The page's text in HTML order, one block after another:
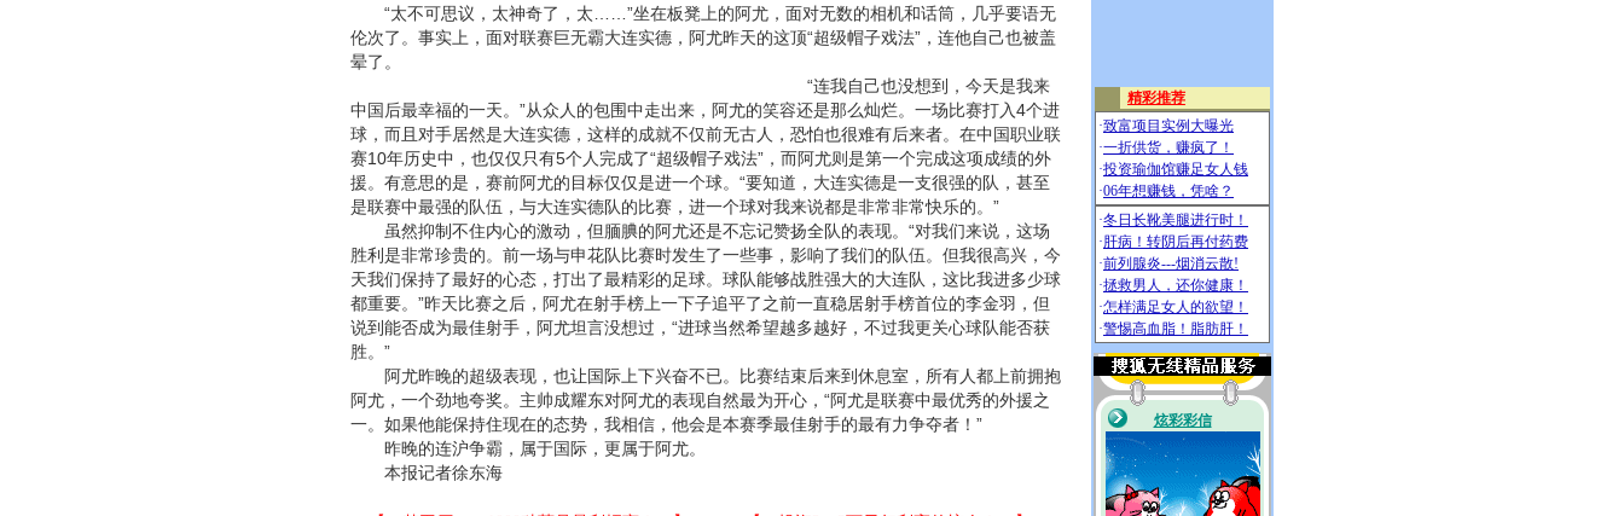
“太不可思议，太神奇了，太……”坐在板凳上的阿尤，面对无数的相机和话筒，几乎要语无
伦次了。事实上，面对联赛巨无霸大连实德，阿尤昨天的这顶“超级帽子戏法”，连他自己也被盖
晕了。
“连我自己也没想到，今天是我来
中国后最幸福的一天。”从众人的包围中走出来，阿尤的笑容还是那么灿烂。一场比赛打入4个进
球，而且对手居然是大连实德，这样的成就不仅前无古人，恐怕也很难有后来者。在中国职业联
赛10年历史中，也仅仅只有5个人完成了“超级帽子戏法”，而阿尤则是第一个完成这项成绩的外
援。有意思的是，赛前阿尤的目标仅仅是进一个球。“要知道，大连实德是一支很强的队，甚至
是联赛中最强的队伍，与大连实德队的比赛，进一个球对我来说都是非常非常快乐的。”
虽然抑制不住内心的激动，但腼腆的阿尤还是不忘记赞扬全队的表现。“对我们来说，这场
胜利是非常珍贵的。前一场与申花队比赛时发生了一些事，影响了我们的队伍。但我很高兴，今
天我们保持了最好的心态，打出了最精彩的足球。球队能够战胜强大的大连队，这比我进多少球
都重要。”昨天比赛之后，阿尤在射手榜上一下子追平了之前一直稳居射手榜首位的李金羽，但
说到能否成为最佳射手，阿尤坦言没想过，“进球当然希望越多越好，不过我更关心球队能否获
胜。”
阿尤昨晚的超级表现，也让国际上下兴奋不已。比赛结束后来到休息室，所有人都上前拥抱
阿尤，一个劲地夸奖。主帅成耀东对阿尤的表现自然最为开心，“阿尤是联赛中最优秀的外援之
一。如果他能保持住现在的态势，我相信，他会是本赛季最佳射手的最有力争夺者！”
昨晚的连沪争霸，属于国际，更属于阿尤。
本报记者徐东海